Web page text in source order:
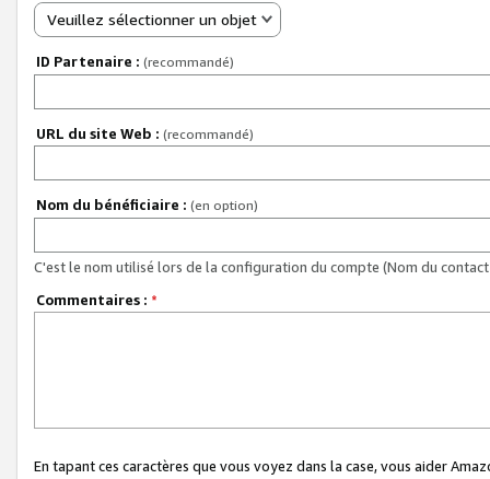
Veuillez sélectionner un objet
ID Partenaire : (recommandé)
URL du site Web : (recommandé)
Nom du bénéficiaire : (en option)
C'est le nom utilisé lors de la configuration du compte (Nom du
Commentaires : *
En tapant ces caractères que vous voyez dans la case, vous aider